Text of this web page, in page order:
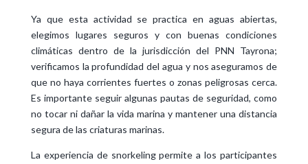
Ya que esta actividad se practica en aguas abiertas,
elegimos lugares seguros y con buenas condiciones
climáticas dentro de la jurisdicción del PNN Tayrona;
verificamos la profundidad del agua y nos aseguramos de
que no haya corrientes fuertes o zonas peligrosas cerca.
Es importante seguir algunas pautas de seguridad, como
no tocar ni dañar la vida marina y mantener una distancia
segura de las criaturas marinas.
La experiencia de snorkeling permite a los participantes